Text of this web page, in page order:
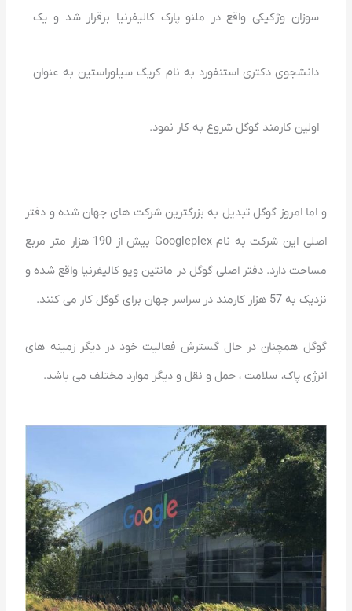
سوزان وژکیکی واقع در ملنو پارک کالیفرنیا برقرار شد و یک
دانشجوی دکتری استنفورد به نام کریگ سیلوراستین به عنوان
اولین کارمند گوگل شروع به کار نمود.
و اما امروز گوگل تبدیل به بزرگترین شرکت های جهان شده و دفتر
اصلی این شرکت به نام Googleplex بیش از 190 هزار متر مربع
مساحت دارد. دفتر اصلی گوگل در مانتین ویو کالیفرنیا واقع شده و
نزدیک به 57 هزار کارمند در سراسر جهان برای گوگل کار می کنند.
گوگل همچنان در حال گسترش فعالیت خود در دیگر زمینه های
انرژی پاک، سلامت ، حمل و نقل و دیگر موارد مختلف می باشد.